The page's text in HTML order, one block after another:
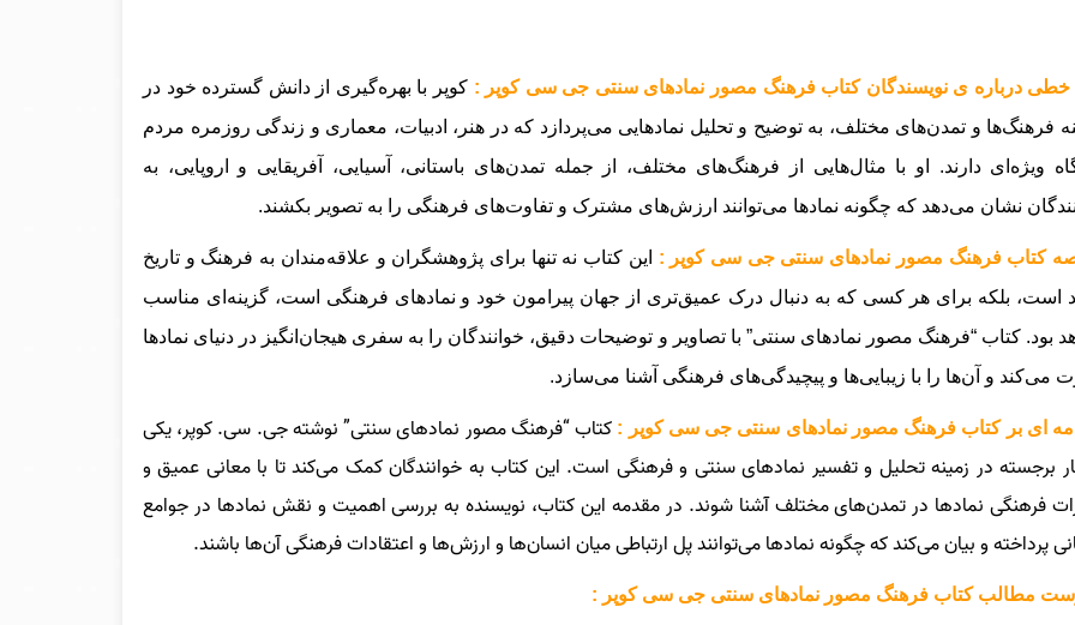
خطی درباره ی نویسندگان کتاب فرهنگ مصور نمادهای سنتی جی سی کوپر : کوپر با بهره‌گیری از دانش گسترده خود در
فرهنگ‌ها و تمدن‌های مختلف، به توضیح و تحلیل نمادهایی می‌پردازد که در هنر، ادبیات، معماری و زندگی روزمره مردم
ویژه‌ای دارند. او با مثال‌هایی از فرهنگ‌های مختلف، از جمله تمدن‌های باستانی، آسیایی، آفریقایی و اروپایی، به
نشان می‌دهد که چگونه نمادها می‌توانند ارزش‌های مشترک و تفاوت‌های فرهنگی را به تصویر بکشند.
کتاب فرهنگ مصور نمادهای سنتی جی سی کوپر : این کتاب نه تنها برای پژوهشگران و علاقه‌مندان به فرهنگ و تاریخ
است، بلکه برای هر کسی که به دنبال درک عمیق‌تری از جهان پیرامون خود و نمادهای فرهنگی است، گزینه‌ای مناسب
بود. کتاب “فرهنگ مصور نمادهای سنتی” با تصاویر و توضیحات دقیق، خوانندگان را به سفری هیجان‌انگیز در دنیای نمادها
می‌کند و آن‌ها را با زیبایی‌ها و پیچیدگی‌های فرهنگی آشنا می‌سازد.
ای بر کتاب فرهنگ مصور نمادهای سنتی جی سی کوپر : کتاب “فرهنگ مصور نمادهای سنتی” نوشته جی. سی. کوپر، یکی
برجسته در زمینه تحلیل و تفسیر نمادهای سنتی و فرهنگی است. این کتاب به خوانندگان کمک می‌کند تا با معانی عمیق و
فرهنگی نمادها در تمدن‌های مختلف آشنا شوند. در مقدمه این کتاب، نویسنده به بررسی اهمیت و نقش نمادها در جوامع
پرداخته و بیان می‌کند که چگونه نمادها می‌توانند پل ارتباطی میان انسان‌ها و ارزش‌ها و اعتقادات فرهنگی آن‌ها باشند.
مطالب کتاب فرهنگ مصور نمادهای سنتی جی سی کوپر :